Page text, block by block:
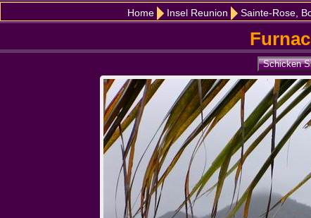
Home Insel Reunion Sainte-Rose,